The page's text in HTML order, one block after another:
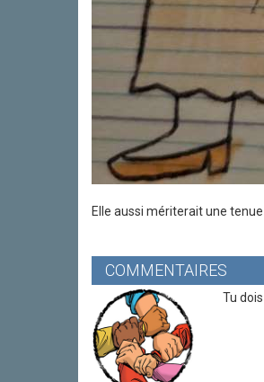
Elle aussi mériterait une
COMMENTAIRES
Tu